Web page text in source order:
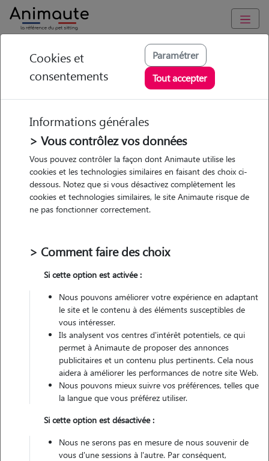
Animaute Auvergne-Rhône-Alpes Savoie/Aix-les-Bains
Charline - Petsitter à
AIX LES BAINS
• 24 ans
Garde
chez le Pet Sitter
Véhiculé
Garde réalisée
Contacter
L'envoi d'une demande est sans engagement
Cookies et
consentements
Paramétrer
Tout accepter
Informations générales
> Vous contrôlez vos données
Vous pouvez contrôler la façon dont Animaute utilise les
cookies et les technologies similaires en faisant des choix ci-
dessous. Notez que si vous désactivez complètement les
cookies et technologies similaires, le site Animaute risque de
ne pas fonctionner correctement.
> Comment faire des choix
Si cette option est activée :
Nous pouvons améliorer votre expérience en adaptant
le site et le contenu à des éléments susceptibles de
vous intéresser.
Ils analysent vos centres d'intérêt potentiels, ce qui
permet à Animaute de proposer des annonces
publicitaires et un contenu plus pertinents. Cela nous
aidera à améliorer les performances de notre site Web.
Nous pouvons mieux suivre vos préférences, telles que
la langue que vous préférez utiliser.
Si cette option est désactivée :
Nous ne serons pas en mesure de nous souvenir de
vous d'une sessions à l'autre. Par conséquent,